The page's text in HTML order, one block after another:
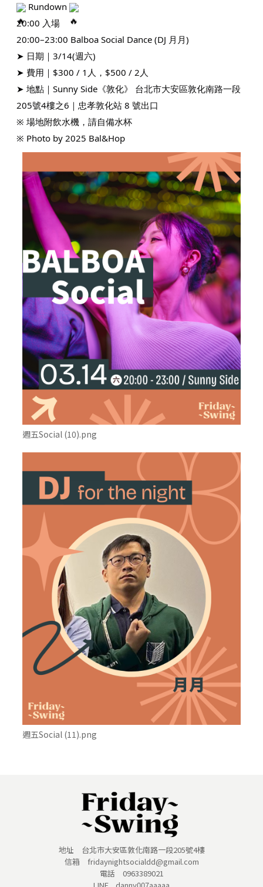
Rundown
20:00 入場
20:00–23:00 Balboa Social Dance (DJ 月月)
➤ 日期｜3/14(週六)
➤ 費用｜$300 / 1人，$500 / 2人
➤ 地點｜Sunny Side《敦化》 台北市大安區敦化南路一段
205號4樓之6｜忠孝敦化站 8 號出口
※ 場地附飲水機，請自備水杯
※ Photo by 2025 Bal&Hop
週五Social (10).png
週五Social (11).png
地址 台北市大安區敦化南路一段205號4樓
信箱 fridaynightsocialdd@gmail.com
電話 0963389021